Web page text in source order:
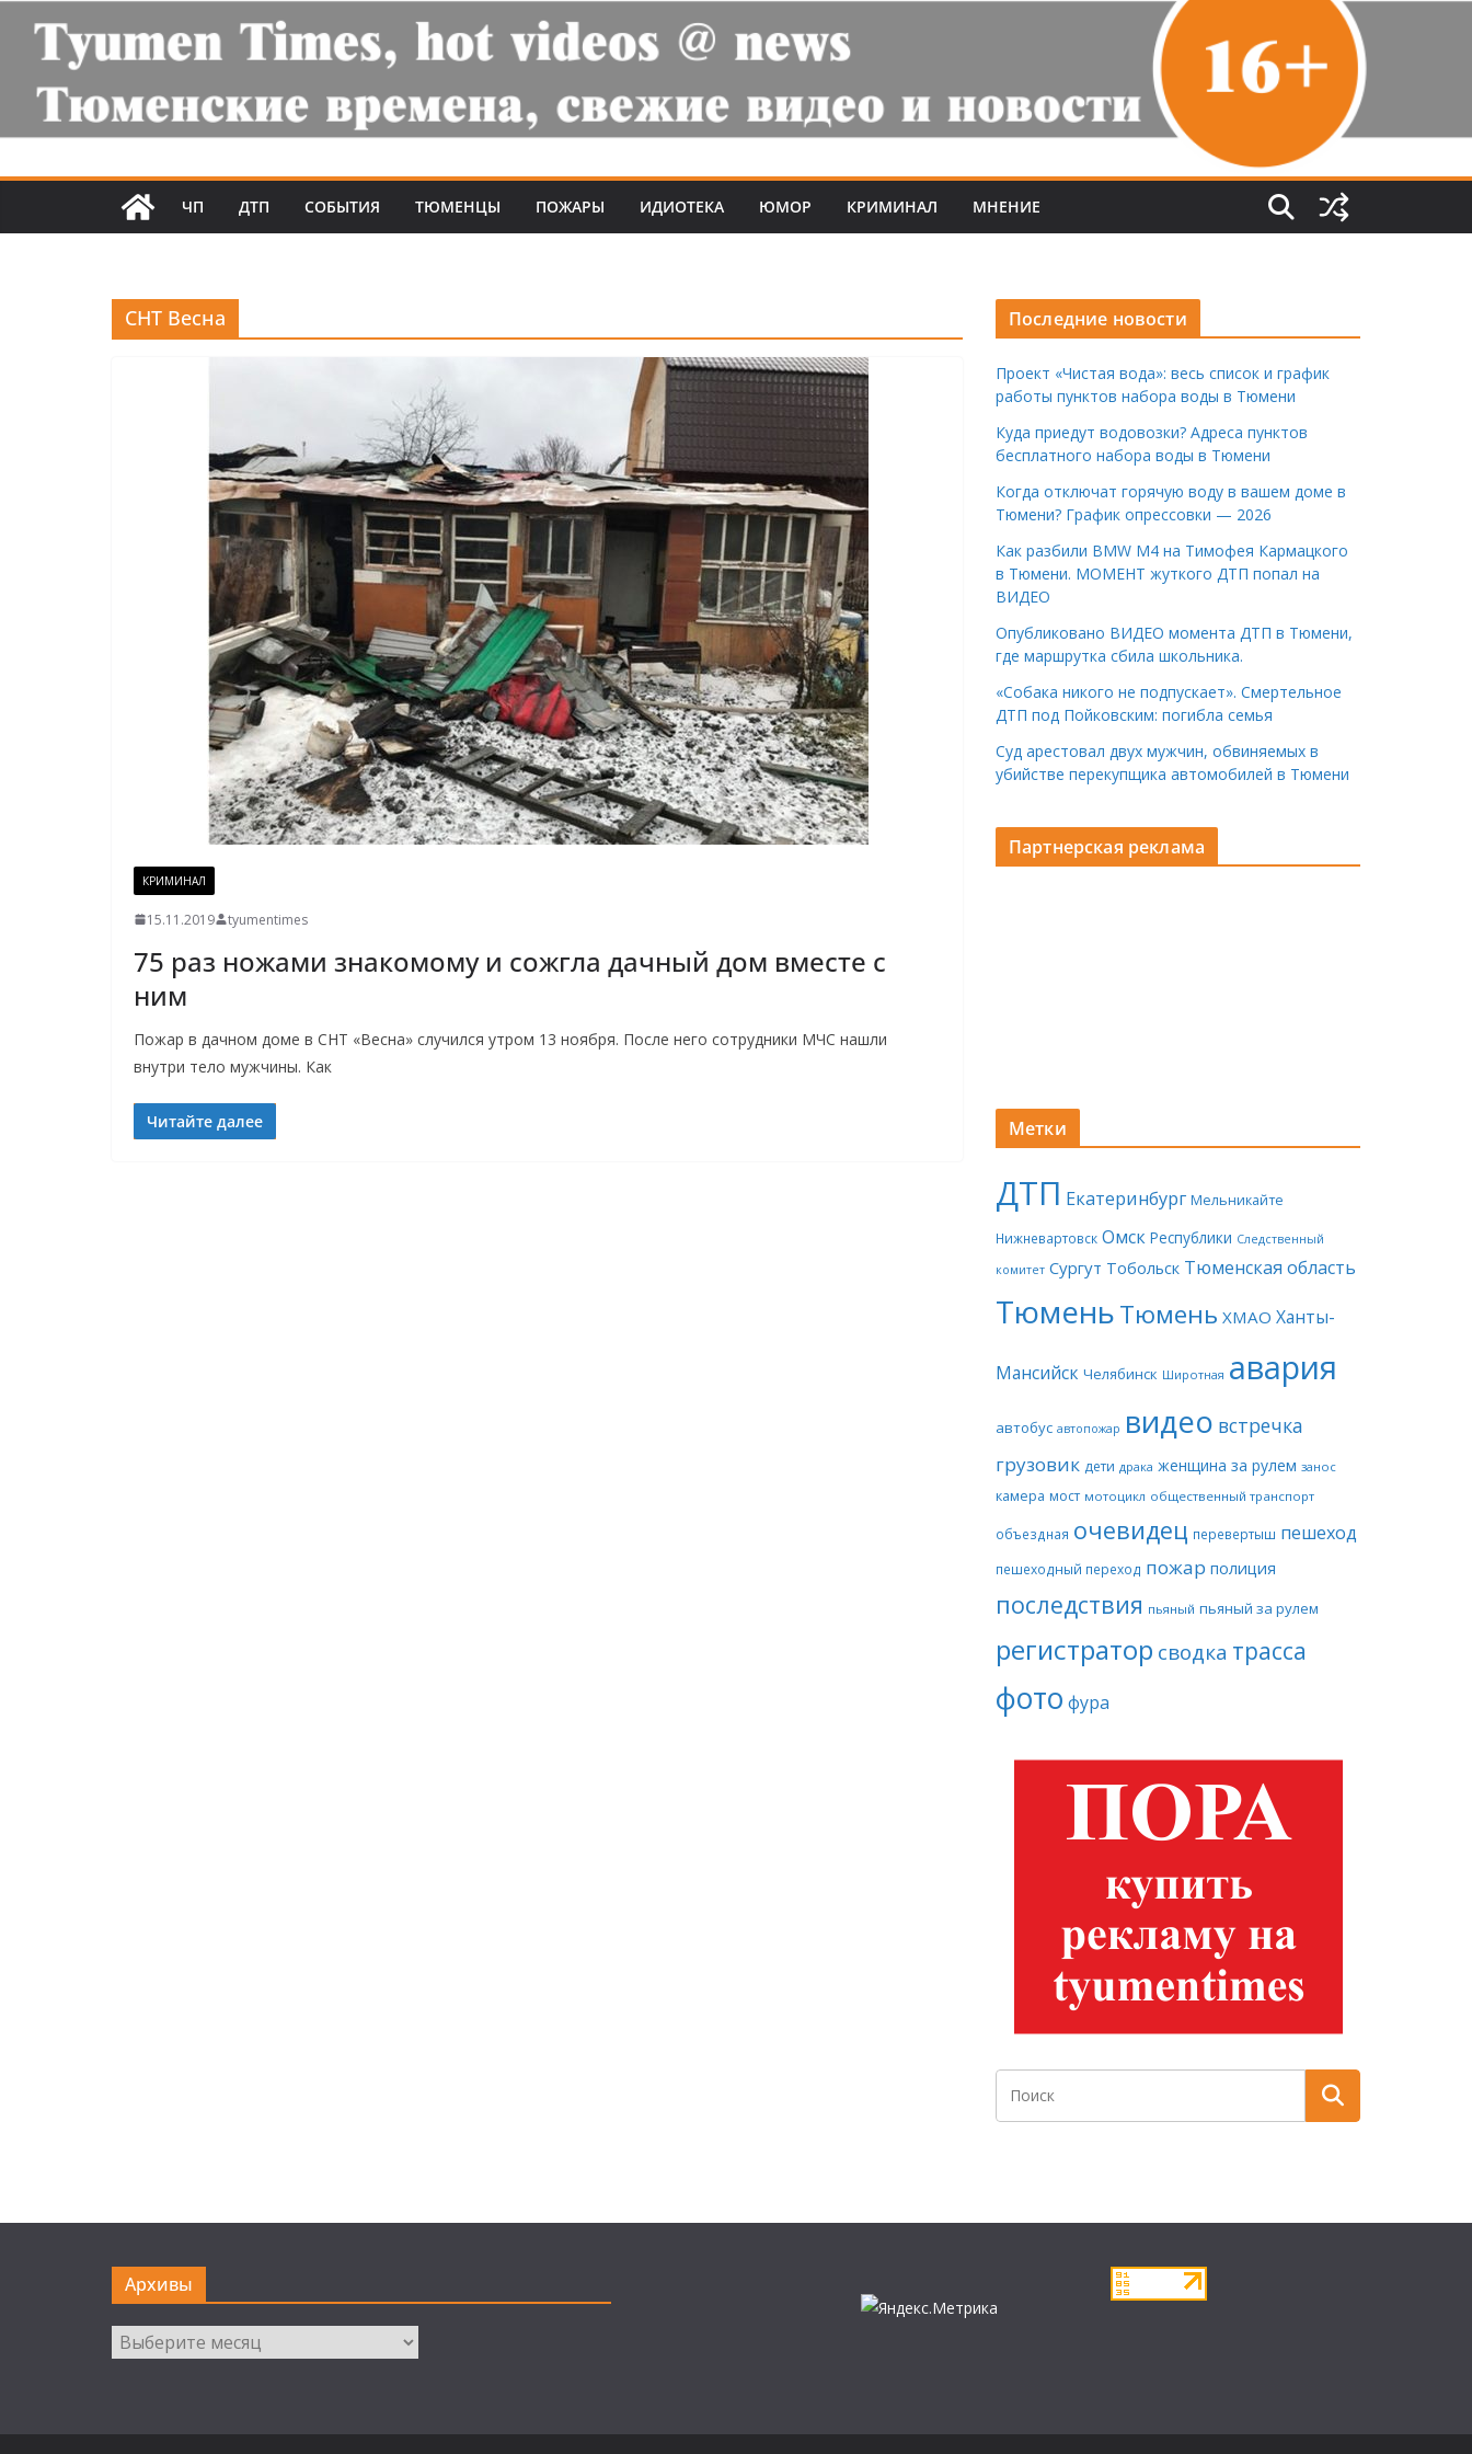
ЧП ДТП СОБЫТИЯ ТЮМЕНЦЫ ПОЖАРЫ ИДИОТЕКА ЮМОР КРИМИНАЛ МНЕНИЕ
СНТ Весна
КРИМИНАЛ
15.11.2019 tyumentimes
75 раз ножами знакомому и сожгла дачный дом вместе с
ним
Пожар в дачном доме в СНТ «Весна» случился утром 13 ноября. После него сотрудники МЧС нашли
внутри тело мужчины. Как
Читайте далее
Последние новости
Проект «Чистая вода»: весь список и график
работы пунктов набора воды в Тюмени
Куда приедут водовозки? Адреса пунктов
бесплатного набора воды в Тюмени
Когда отключат горячую воду в вашем доме в
Тюмени? График опрессовки — 2026
Как разбили BMW M4 на Тимофея Кармацкого
в Тюмени. МОМЕНТ жуткого ДТП попал на
ВИДЕО
Опубликовано ВИДЕО момента ДТП в Тюмени,
где маршрутка сбила школьника.
«Собака никого не подпускает». Смертельное
ДТП под Пойковским: погибла семья
Суд арестовал двух мужчин, обвиняемых в
убийстве перекупщика автомобилей в Тюмени
Партнерская реклама
Метки
ДТП Екатеринбург Мельникайте
Нижневартовск Омск Республики Следственный
комитет Сургут Тобольск Тюменская область
ТюменьТюмень ХМАО Ханты-
Мансийск Челябинск Широтная авария
автобус автопожар видео встречка
грузовик дети драка женщина за рулем занос
камера мост мотоцикл общественный транспорт
объездная очевидец перевертыш пешеход
пешеходный переход пожар полиция
последствия пьяный пьяный за рулем
регистратор сводка трасса
фото фура
Архивы
Архивы